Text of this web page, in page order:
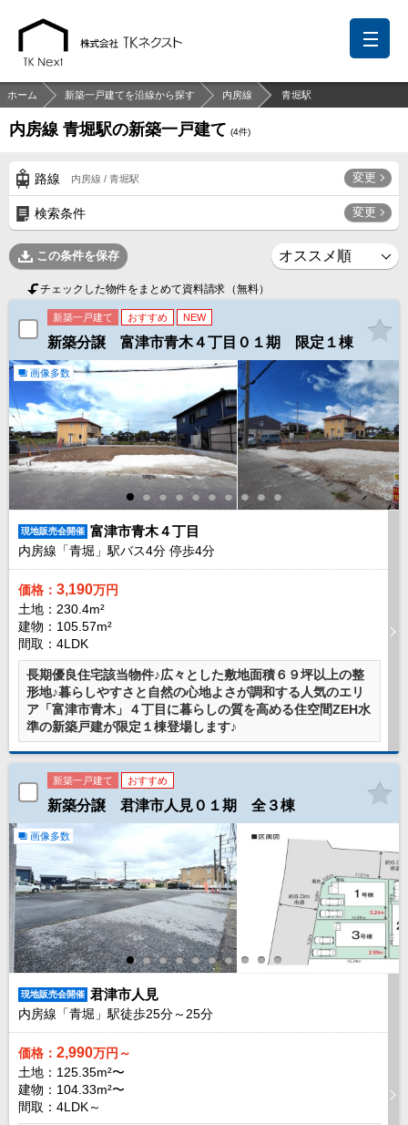
ホーム 新築一戸建てを沿線から探す 内房線 青堀駅
内房線 青堀駅の新築一戸建て (4件)
路線 内房線 / 青堀駅 変更
検索条件 変更
この条件を保存
チェックした物件をまとめて資料請求（無料）
新築一戸建て おすすめ NEW
新築分譲 富津市青木４丁目０１期 限定１棟
画像多数
現地販売会開催 富津市青木４丁目
内房線「青堀」駅バス4分 停歩4分
価格： 3,190万円
土地：230.4m²
建物：105.57m²
間取：4LDK
長期優良住宅該当物件♪広々とした敷地面積６９坪以上の整
形地♪暮らしやすさと自然の心地よさが調和する人気のエリ
ア「富津市青木」４丁目に暮らしの質を高める住空間ZEH水
準の新築戸建が限定１棟登場します♪
新築一戸建て おすすめ
新築分譲 君津市人見０１期 全３棟
画像多数
現地販売会開催 君津市人見
内房線「青堀」駅徒歩25分～ 25分
価格： 2,990万円～
土地：125.35m²〜
建物：104.33m²〜
間取：4LDK～
中国語での対応も可能です
お問い合わせ
営業メールは固くお断りします
お知らせ
千葉本店 松戸支店 成田支店 木更津支店
東京支店
神奈川支店
沖縄支店
現地販売会情報
千葉本店 松戸支店 成田支店 木更津支店
東京支店
神奈川支店
沖縄支店
スタッフ紹介
千葉本店 松戸支店 成田支店
神奈川支店
沖縄支店
売却査定
お問い合わせ サイトマップ
プライバシーポリシー
物件検索
新築一戸建
エリアから探す
路線から探す
中古一戸建
エリアから探す
路線から探す
マンション
エリアから探す
路線から探す
土 地
エリアから物件検索